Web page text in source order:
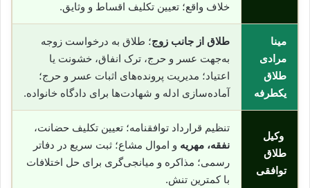
خلاف واقع؛ تعیین تکلیف اقساط و وثایق.
مینا
مرادی
طلاق
یکطرفه
طلاق از جانب زوج؛ طلاق به درخواست زوجه
به‌جهت عسر و حرج، ترک انفاق، خشونت یا
اعتیاد؛ مدیریت پرونده‌های اثبات عسر و حرج؛
آماده‌سازی ادله و شهادت‌ها برای دادگاه خانواده.
وکیل
طلاق
توافقی
تنظیم قرارداد توافقنامه؛ تعیین تکلیف حضانت،
نفقه، مهریه و اموال مشاع؛ ثبت سریع در دفاتر
رسمی؛ مذاکره و میانجی‌گری برای حل اختلافات
با کمترین تنش.